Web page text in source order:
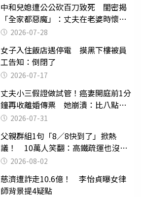
中和兒媳遭公公砍百刀致死 閨密揭
「全家都惡魔」：丈夫在老婆時懷孕
摔東西
2026-07-28
女子入住飯店遇停電 摸黑下樓被員
工告知：倒閉了
2026-07-17
丈夫小三假證做試管！癌妻開庭前1分
鐘再收離婚傳票 她崩潰：比八點檔
還扯2026-07-31
父親群組1句「8／8快到了」掀熱
議！ 10萬人笑翻：高鐵疏運也沒列
父親節
2026-08-02
慈濟遭詐走10.6億！ 李怡貞曝女律
師背景提4疑點